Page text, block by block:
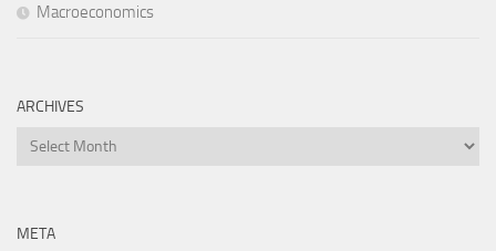
Macroeconomics
ARCHIVES
Archives
META